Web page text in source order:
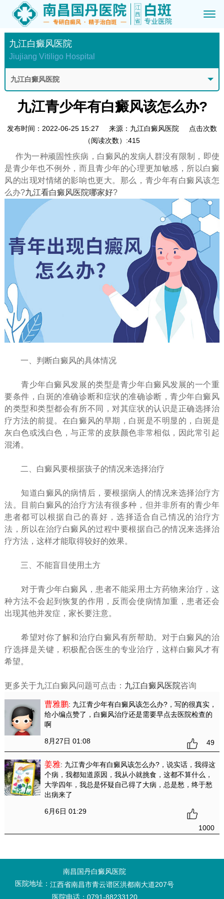
九江白癜风医院
Jiujiang Vitiligo Hospital
九江白癜风医院
九江青少年有白癜风该怎么办?
发布时间：2022-06-25 15:27 来源：九江白癜风医院
点击次数
（阅读次数）:415
作为一种顽固性疾病，白癜风的发病人群没有限制，即使
是青少年也不例外，而且青少年的心理更加敏感，所以白癜
风的出现对情绪的影响也更大。那么，青少年有白癜风该怎
么办?九江看白癜风医院哪家好?
一、判断白癜风的具体情况
青少年白癜风发展的类型是青少年白癜风发展的一个重
要条件，白斑的准确诊断和症状的准确诊断，青少年白癜风
的类型和类型都会有所不同，对其症状的认识是正确选择治
疗方法的前提。在白癜风的早期，白斑是不明显的，白斑是
灰白色或浅白色，与正常的皮肤颜色非常相似，因此常引起
混淆。
二、白癜风要根据孩子的情况来选择治疗
知道白癜风的病情后，要根据病人的情况来选择治疗方
法。目前白癜风的治疗方法有很多种，但并非所有的青少年
患者都可以根据自己的喜好，选择适合自己情况的治疗方
法，所以在治疗白癜风的过程中要根据自己的情况来选择治
疗方法，这样才能取得较好的效果。
三、不能盲目使用土方
对于青少年白癜风，患者不能采用土方药物来治疗，这
种方法不会起到恢复的作用，反而会使病情加重，患者还会
出现其他并发症，家长要注意。
希望对你了解和治疗白癜风有所帮助。对于白癜风的治
疗选择是关键，积极配合医生的专业治疗，这样白癜风才有
希望。
更多关于九江白癜风问题可点击： 九江白癜风医院咨询
曹雅鹏: 九江青少年有白癜风该怎么办? ，写的很真实，
给小编点赞了，白癜风治疗还是需要早点去医院检查的
啊
8月27日 01:08 49
姜雅: 九江青少年有白癜风该怎么办? ，说实话，我得这
个病，我都知道原因，我从小就挑食，这都不算什么，
大学四年，我总是怀疑自己得了大病，总是愁，终于愁
出病来了
6月6日 01:29
1000
南昌国丹白癜风医院
医院地址： 江西省南昌市青云谱区洪都南大道207号
医院电话：0791-88233120